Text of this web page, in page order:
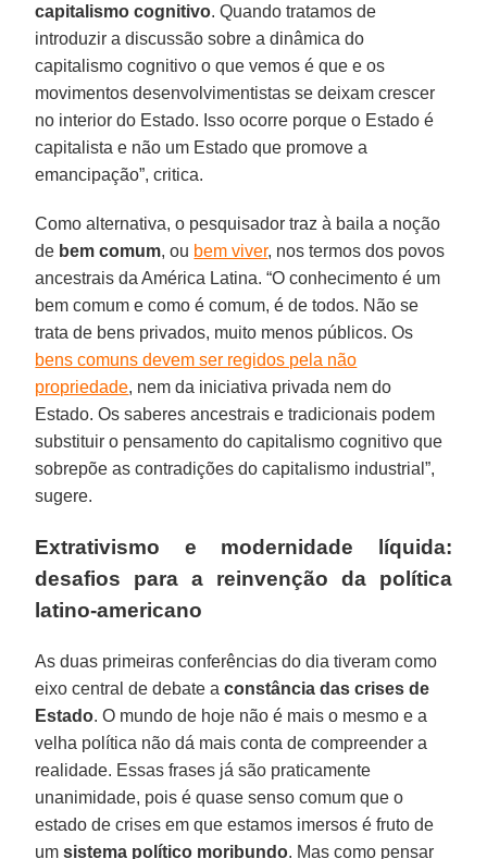
capitalismo cognitivo. Quando tratamos de
introduzir a discussão sobre a dinâmica do
capitalismo cognitivo o que vemos é que e os
movimentos desenvolvimentistas se deixam crescer
no interior do Estado. Isso ocorre porque o Estado é
capitalista e não um Estado que promove a
emancipação”, critica.
Como alternativa, o pesquisador traz à baila a noção
de bem comum, ou bem viver, nos termos dos povos
ancestrais da América Latina. “O conhecimento é um
bem comum e como é comum, é de todos. Não se
trata de bens privados, muito menos públicos. Os
bens comuns devem ser regidos pela não
propriedade, nem da iniciativa privada nem do
Estado. Os saberes ancestrais e tradicionais podem
substituir o pensamento do capitalismo cognitivo que
sobrepõe as contradições do capitalismo industrial”,
sugere.
Extrativismo e modernidade líquida:
desafios para a reinvenção da política
latino-americano
As duas primeiras conferências do dia tiveram como
eixo central de debate aconstância das crises de
Estado. O mundo de hoje não é mais o mesmo e a
velha política não dá mais conta de compreender a
realidade. Essas frases já são praticamente
unanimidade, pois é quase senso comum que o
estado de crises em que estamos imersos é fruto de
um sistema político moribundo. Mas como pensar